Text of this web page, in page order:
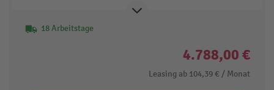
18 Arbeitstage
4.788,00 €
Leasing ab 104,39 € / Monat